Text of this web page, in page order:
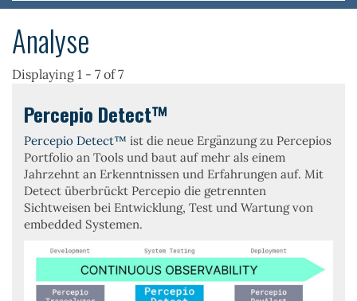
Analyse
Displaying 1 - 7 of 7
Percepio Detect™
Percepio Detect™ ist die neue Ergänzung zu Percepios
Portfolio an Tools und baut auf mehr als einem
Jahrzehnt an Erkenntnissen und Erfahrungen auf. Mit
Detect überbrückt Percepio die getrennten
Sichtweisen bei Entwicklung, Test und Wartung von
embedded Systemen.